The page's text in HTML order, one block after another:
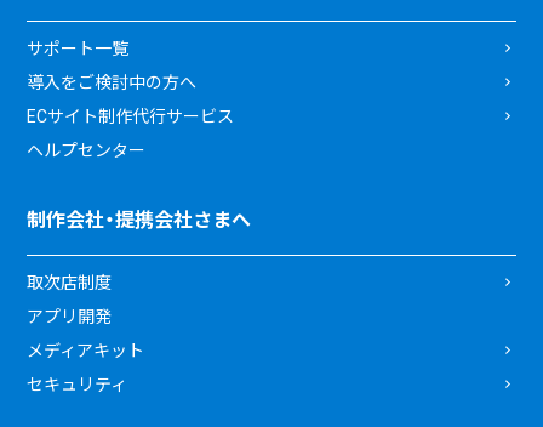
サポート一覧
導入をご検討中の方へ
ECサイト制作代行サービス
ヘルプセンター
制作会社・提携会社さまへ
取次店制度
アプリ開発
メディアキット
セキュリティ